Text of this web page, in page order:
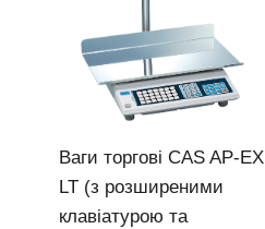
Ваги торгові CAS AP-EX
LT (з розширеними
клавіатурою та